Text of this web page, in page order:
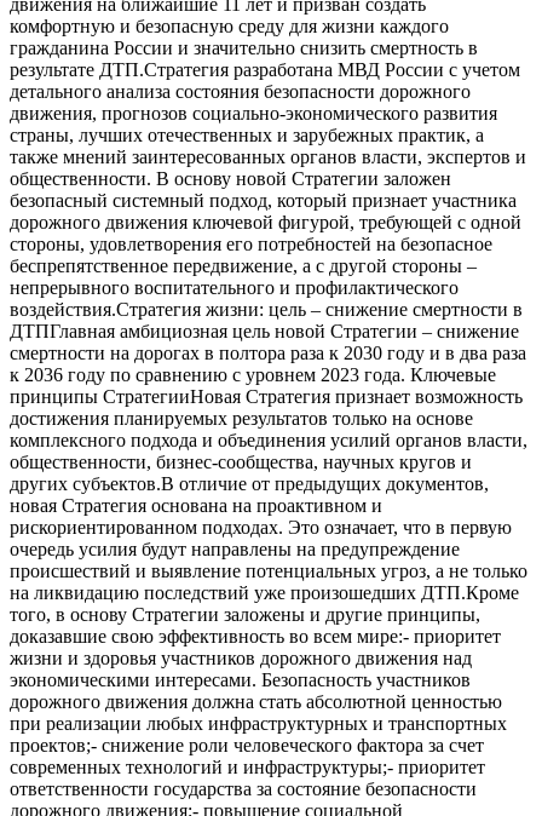
комфортную и безопасную среду для жизни каждого
гражданина России и значительно снизить смертность в
результате ДТП.Стратегия разработана МВД России с учетом
детального анализа состояния безопасности дорожного
движения, прогнозов социально-экономического развития
страны, лучших отечественных и зарубежных практик, а
также мнений заинтересованных органов власти, экспертов и
общественности. В основу новой Стратегии заложен
безопасный системный подход, который признает участника
дорожного движения ключевой фигурой, требующей с одной
стороны, удовлетворения его потребностей на безопасное
беспрепятственное передвижение, а с другой стороны –
непрерывного воспитательного и профилактического
воздействия.Стратегия жизни: цель – снижение смертности в
ДТПГлавная амбициозная цель новой Стратегии – снижение
смертности на дорогах в полтора раза к 2030 году и в два раза
к 2036 году по сравнению с уровнем 2023 года. Ключевые
принципы СтратегииНовая Стратегия признает возможность
достижения планируемых результатов только на основе
комплексного подхода и объединения усилий органов власти,
общественности, бизнес-сообщества, научных кругов и
других субъектов.В отличие от предыдущих документов,
новая Стратегия основана на проактивном и
рискориентированном подходах. Это означает, что в первую
очередь усилия будут направлены на предупреждение
происшествий и выявление потенциальных угроз, а не только
на ликвидацию последствий уже произошедших ДТП.Кроме
того, в основу Стратегии заложены и другие принципы,
доказавшие свою эффективность во всем мире:- приоритет
жизни и здоровья участников дорожного движения над
экономическими интересами. Безопасность участников
дорожного движения должна стать абсолютной ценностью
при реализации любых инфраструктурных и транспортных
проектов;- снижение роли человеческого фактора за счет
современных технологий и инфраструктуры;- приоритет
ответственности государства за состояние безопасности
дорожного движения;- повышение социальной